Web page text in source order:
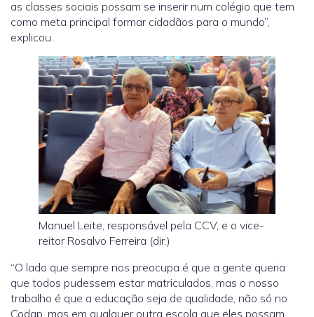
as classes sociais possam se inserir num colégio que tem
como meta principal formar cidadãos para o mundo”,
explicou.
Manuel Leite, responsável pela CCV, e o vice-
reitor Rosalvo Ferreira (dir.)
“O lado que sempre nos preocupa é que a gente queria
que todos pudessem estar matriculados, mas o nosso
trabalho é que a educação seja de qualidade, não só no
Codap, mas em qualquer outra escola que eles possam